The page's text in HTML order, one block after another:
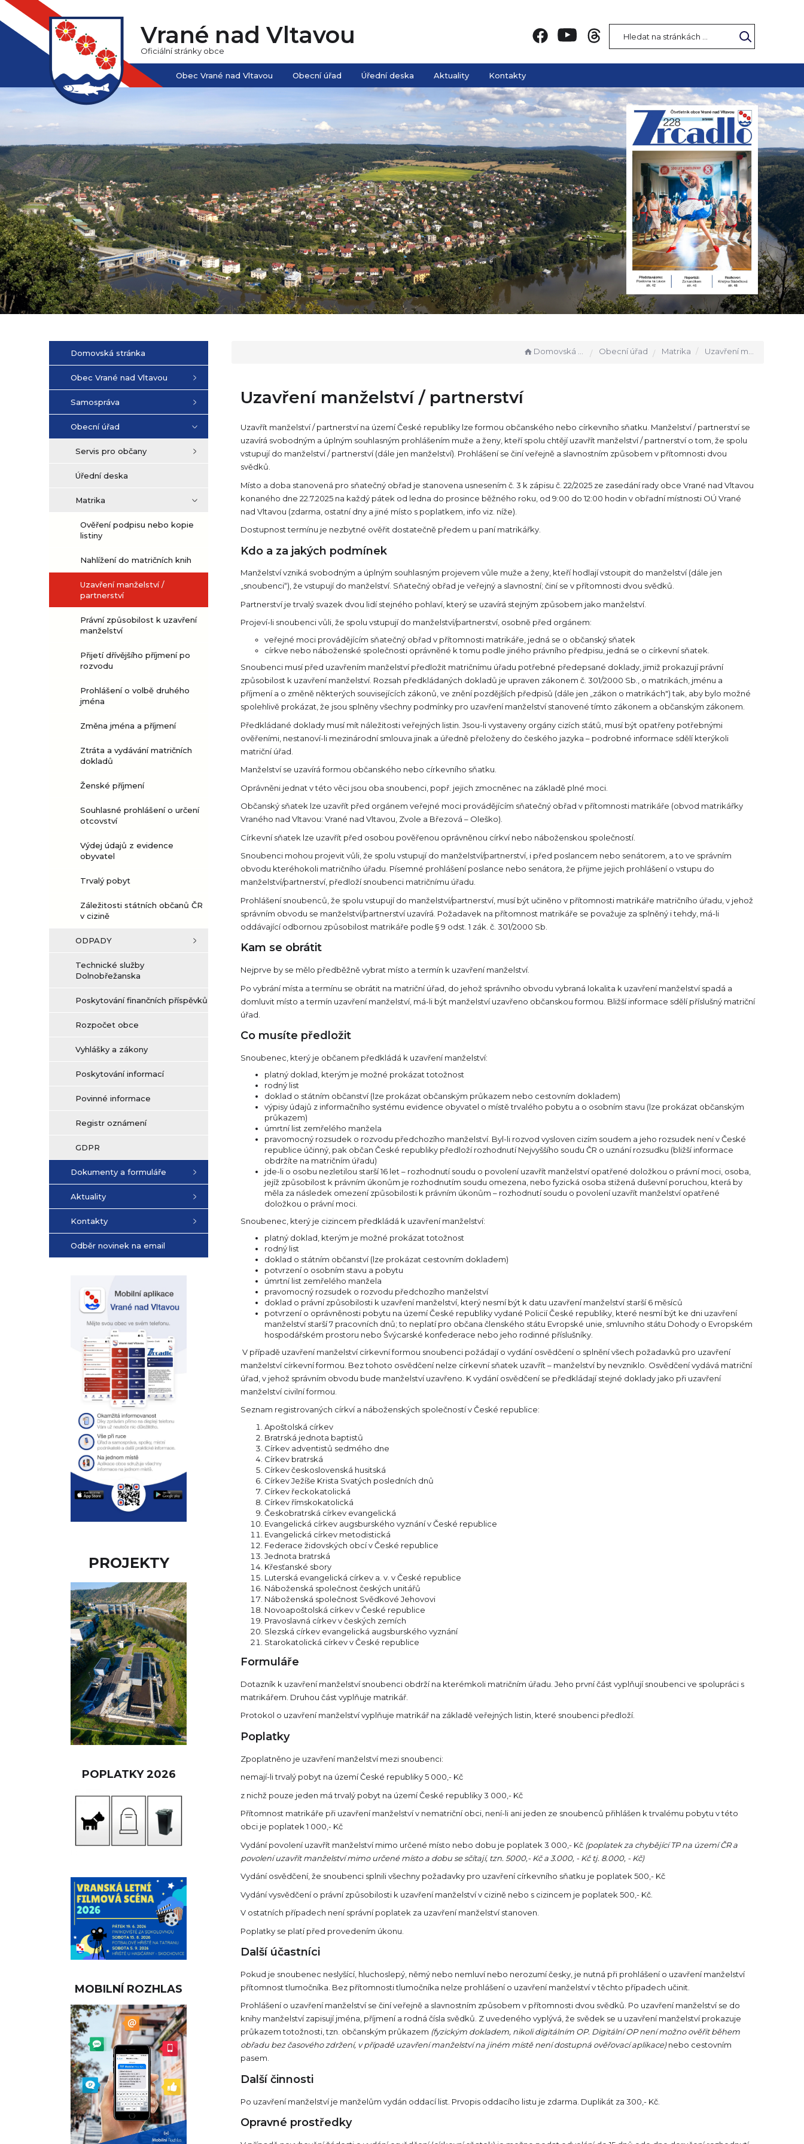
Vrané nad Vltavou
Oficiální stránky obce
Obec Vrané nad Vltavou Obecní úřad Úřední deska Aktuality Kontakty
Domovská stránka
Obec Vrané nad Vltavou
Samospráva
Obecní úřad
Servis pro občany
Úřední deska
Matrika
Ověření podpisu nebo kopie
listiny
Nahlížení do matričních knih
Uzavření manželství /
partnerství
Právní způsobilost k uzavření
manželství
Přijetí dřívějšího příjmení po
rozvodu
Prohlášení o volbě druhého
jména
Změna jména a příjmení
Ztráta a vydávání matričních
dokladů
Ženské příjmení
Souhlasné prohlášení o určení
otcovství
Výdej údajů z evidence
obyvatel
Trvalý pobyt
Záležitosti státních občanů ČR
v cizině
ODPADY
Technické služby
Dolnobřežanska
Poskytování finančních příspěvků
Rozpočet obce
Vyhlášky a zákony
Poskytování informací
Povinné informace
Registr oznámení
GDPR
Dokumenty a formuláře
Aktuality
Kontakty
Odběr novinek na email
PROJEKTY
POPLATKY 2026
MOBILNÍ ROZHLAS
Domovská stránka Obecní úřad Matrika Uzavření manželství / partnerství
Uzavření manželství / partnerství
Uzavřít manželství / partnerství na území České republiky lze formou občanského nebo církevního sňatku. Manželství / partnerství se
uzavírá svobodným a úplným souhlasným prohlášením muže a ženy, kteří spolu chtějí uzavřít manželství / partnerství o tom, že spolu
vstupují do manželství / partnerství (dále jen manželství). Prohlášení se činí veřejně a slavnostním způsobem v přítomnosti dvou
svědků.
Místo a doba stanovená pro sňatečný obřad je stanovena usnesením č. 3 k zápisu č. 22/2025 ze zasedání rady obce Vrané nad Vltavou
konaného dne 22.7.2025 na každý pátek od ledna do prosince běžného roku, od 9:00 do 12:00 hodin v obřadní místnosti OÚ Vrané
nad Vltavou (zdarma, ostatní dny a jiné místo s poplatkem, info viz. níže).
Dostupnost termínu je nezbytné ověřit dostatečně předem u paní matrikářky.
Kdo a za jakých podmínek
Manželství vzniká svobodným a úplným souhlasným projevem vůle muže a ženy, kteří hodlají vstoupit do manželství (dále jen
„snoubenci“), že vstupují do manželství. Sňatečný obřad je veřejný a slavnostní; činí se v přítomnosti dvou svědků.
Partnerství je trvalý svazek dvou lidí stejného pohlaví, který se uzavírá stejným způsobem jako manželství.
Projeví-li snoubenci vůli, že spolu vstupují do manželství/partnerství, osobně před orgánem:
veřejné moci provádějícím sňatečný obřad v přítomnosti matrikáře, jedná se o občanský sňatek
církve nebo náboženské společnosti oprávněné k tomu podle jiného právního předpisu, jedná se o církevní sňatek.
Snoubenci musí před uzavřením manželství předložit matričnímu úřadu potřebné předepsané doklady, jimiž prokazují právní
způsobilost k uzavření manželství. Rozsah předkládaných dokladů je upraven zákonem č. 301/2000 Sb., o matrikách, jménu a
příjmení a o změně některých souvisejících zákonů, ve znění pozdějších předpisů (dále jen „zákon o matrikách") tak, aby bylo možné
spolehlivě prokázat, že jsou splněny všechny podmínky pro uzavření manželství stanovené tímto zákonem a občanským zákonem.
Předkládané doklady musí mít náležitosti veřejných listin. Jsou-li vystaveny orgány cizích států, musí být opatřeny potřebnými
ověřeními, nestanoví-li mezinárodní smlouva jinak a úředně přeloženy do českého jazyka – podrobné informace sdělí kterýkoli
matriční úřad.
Manželství se uzavírá formou občanského nebo církevního sňatku.
Oprávněni jednat v této věci jsou oba snoubenci, popř. jejich zmocněnec na základě plné moci.
Občanský sňatek lze uzavřít před orgánem veřejné moci provádějícím sňatečný obřad v přítomnosti matrikáře (obvod matrikářky
Vraného nad Vltavou: Vrané nad Vltavou, Zvole a Březová – Oleško).
Církevní sňatek lze uzavřít před osobou pověřenou oprávněnou církví nebo náboženskou společností.
Snoubenci mohou projevit vůli, že spolu vstupují do manželství/partnerství, i před poslancem nebo senátorem, a to ve správním
obvodu kteréhokoli matričního úřadu. Písemné prohlášení poslance nebo senátora, že přijme jejich prohlášení o vstupu do
manželství/partnerství, předloží snoubenci matričnímu úřadu.
Prohlášení snoubenců, že spolu vstupují do manželství/partnerství, musí být učiněno v přítomnosti matrikáře matričního úřadu, v jehož
správním obvodu se manželství/partnerství uzavírá. Požadavek na přítomnost matrikáře se považuje za splněný i tehdy, má-li
oddávající odbornou způsobilost matrikáře podle § 9 odst. 1 zák. č. 301/2000 Sb.
Kam se obrátit
Nejprve by se mělo předběžně vybrat místo a termín k uzavření manželství.
Po vybrání místa a termínu se obrátit na matriční úřad, do jehož správního obvodu vybraná lokalita k uzavření manželství spadá a
domluvit místo a termín uzavření manželství, má-li být manželství uzavřeno občanskou formou. Bližší informace sdělí příslušný matriční
úřad.
Co musíte předložit
Snoubenec, který je občanem předkládá k uzavření manželství:
platný doklad, kterým je možné prokázat totožnost
rodný list
doklad o státním občanství (lze prokázat občanským průkazem nebo cestovním dokladem)
výpisy údajů z informačního systému evidence obyvatel o místě trvalého pobytu a o osobním stavu (lze prokázat občanským
průkazem)
úmrtní list zemřelého manžela
pravomocný rozsudek o rozvodu předchozího manželství. Byl-li rozvod vysloven cizím soudem a jeho rozsudek není v České
republice účinný, pak občan České republiky předloží rozhodnutí Nejvyššího soudu ČR o uznání rozsudku (bližší informace
obdržíte na matričním úřadu)
jde-li o osobu nezletilou starší 16 let – rozhodnutí soudu o povolení uzavřít manželství opatřené doložkou o právní moci, osoba,
jejíž způsobilost k právním úkonům je rozhodnutím soudu omezena, nebo fyzická osoba stižená duševní poruchou, která by
měla za následek omezení způsobilosti k právním úkonům – rozhodnutí soudu o povolení uzavřít manželství opatřené
doložkou o právní moci.
Snoubenec, který je cizincem předkládá k uzavření manželství:
platný doklad, kterým je možné prokázat totožnost
rodný list
doklad o státním občanství (lze prokázat cestovním dokladem)
potvrzení o osobním stavu a pobytu
úmrtní list zemřelého manžela
pravomocný rozsudek o rozvodu předchozího manželství
doklad o právní způsobilosti k uzavření manželství, který nesmí být k datu uzavření manželství starší 6 měsíců
potvrzení o oprávněnosti pobytu na území České republiky vydané Policií České republiky, které nesmí být ke dni uzavření
manželství starší 7 pracovních dnů; to neplatí pro občana členského státu Evropské unie, smluvního státu Dohody o Evropském
hospodářském prostoru nebo Švýcarské konfederace nebo jeho rodinné příslušníky.
V případě uzavření manželství církevní formou snoubenci požádají o vydání osvědčení o splnění všech požadavků pro uzavření
manželství církevní formou. Bez tohoto osvědčení nelze církevní sňatek uzavřít – manželství by nevzniklo. Osvědčení vydává matriční
úřad, v jehož správním obvodu bude manželství uzavřeno. K vydání osvědčení se předkládají stejné doklady jako při uzavření
manželství civilní formou.
Seznam registrovaných církví a náboženských společností v České republice:
Apoštolská církev
Bratrská jednota baptistů
Církev adventistů sedmého dne
Církev bratrská
Církev československá husitská
Církev Ježíše Krista Svatých posledních dnů
Církev řeckokatolická
Církev římskokatolická
Českobratrská církev evangelická
Evangelická církev augsburského vyznání v České republice
Evangelická církev metodistická
Federace židovských obcí v České republice
Jednota bratrská
Křesťanské sbory
Luterská evangelická církev a. v. v České republice
Náboženská společnost českých unitářů
Náboženská společnost Svědkové Jehovovi
Novoapoštolská církev v České republice
Pravoslavná církev v českých zemích
Slezská církev evangelická augsburského vyznání
Starokatolická církev v České republice
Formuláře
Dotazník k uzavření manželství snoubenci obdrží na kterémkoli matričním úřadu. Jeho první část vyplňují snoubenci ve spolupráci s
matrikářem. Druhou část vyplňuje matrikář.
Protokol o uzavření manželství vyplňuje matrikář na základě veřejných listin, které snoubenci předloží.
Poplatky
Zpoplatněno je uzavření manželství mezi snoubenci:
nemají-li trvalý pobyt na území České republiky 5 000,- Kč
z nichž pouze jeden má trvalý pobyt na území České republiky 3 000,- Kč
Přítomnost matrikáře při uzavření manželství v nematriční obci, není-li ani jeden ze snoubenců přihlášen k trvalému pobytu v této
obci je poplatek 1 000,- Kč
Vydání povolení uzavřít manželství mimo určené místo nebo dobu je poplatek 3 000,- Kč (poplatek za chybějící TP na území ČR a
povolení uzavřít manželství mimo určené místo a dobu se sčítají, tzn. 5000,- Kč a 3.000, - Kč tj. 8.000, - Kč)
Vydání osvědčení, že snoubenci splnili všechny požadavky pro uzavření církevního sňatku je poplatek 500,- Kč
Vydání vysvědčení o právní způsobilosti k uzavření manželství v cizině nebo s cizincem je poplatek 500,- Kč.
V ostatních případech není správní poplatek za uzavření manželství stanoven.
Poplatky se platí před provedením úkonu.
Další účastníci
Pokud je snoubenec neslyšící, hluchoslepý, němý nebo nemluví nebo nerozumí česky, je nutná při prohlášení o uzavření manželství
přítomnost tlumočníka. Bez přítomnosti tlumočníka nelze prohlášení o uzavření manželství v těchto případech učinit.
Prohlášení o uzavření manželství se činí veřejně a slavnostním způsobem v přítomnosti dvou svědků. Po uzavření manželství se do
knihy manželství zapisují jména, příjmení a rodná čísla svědků. Z uvedeného vyplývá, že svědek se u uzavření manželství prokazuje
průkazem totožnosti, tzn. občanským průkazem (fyzickým dokladem, nikoli digitálním OP. Digitální OP není možno ověřit během
obřadu bez časového zdržení, v případě uzavření manželství na jiném místě není dostupná ověřovací aplikace)nebo cestovním
pasem.
Další činnosti
Po uzavření manželství je manželům vydán oddací list. Prvopis oddacího listu je zdarma. Duplikát za 300,- Kč.
Opravné prostředky